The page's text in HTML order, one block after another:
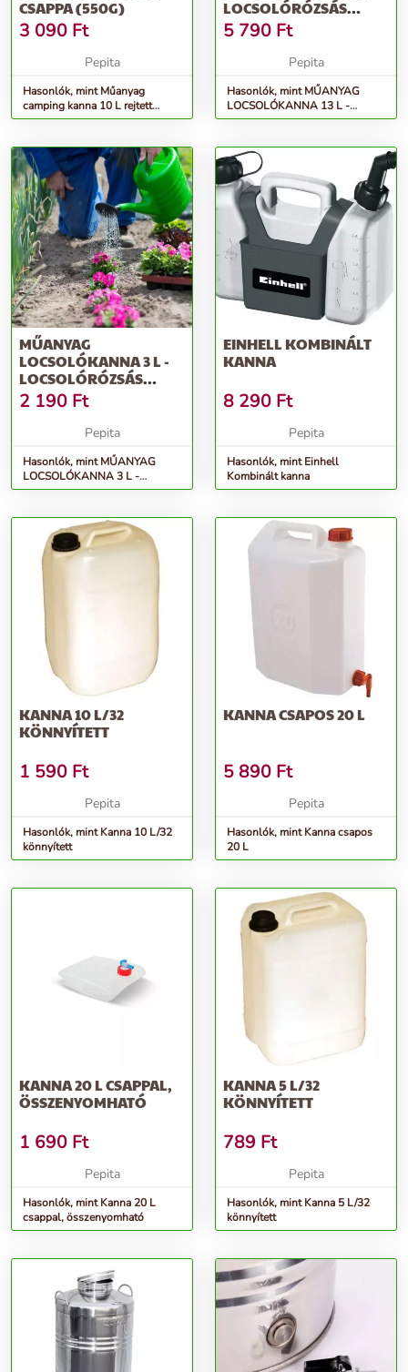
CSAPPA (550G)
3 090 Ft
Pepita
Hasonlók, mint Műanyag
camping kanna 10 L rejtett
csappa (550g)
LOCSOLÓRÓZSÁS
KÖNNYŰ ÖNTÖZŐ
KANNA ZÖL...
5 790 Ft
Pepita
Hasonlók, mint MŰANYAG
LOCSOLÓKANNA 13 L -
locsolórózsás könnyű öntöző
MŰANYAG
LOCSOLÓKANNA 3 L -
LOCSOLÓRÓZSÁS
KÖNNYŰ ÖNTÖZŐ
KANNA ZÖLD...
2 190 Ft
Pepita
Hasonlók, mint MŰANYAG
LOCSOLÓKANNA 3 L -
locsolórózsás könnyű öntöző
EINHELL KOMBINÁLT
KANNA
8 290 Ft
Pepita
Hasonlók, mint Einhell
Kombinált kanna
KANNA 10 L/32
KÖNNYÍTETT
1 590 Ft
Pepita
Hasonlók, mint Kanna 10 L/32
könnyített
KANNA CSAPOS 20 L
5 890 Ft
Pepita
Hasonlók, mint Kanna csapos
20 L
KANNA 20 L CSAPPAL,
ÖSSZENYOMHATÓ
1 690 Ft
Pepita
Hasonlók, mint Kanna 20 L
csappal, összenyomható
KANNA 5 L/32
KÖNNYÍTETT
789 Ft
Pepita
Hasonlók, mint Kanna 5 L/32
könnyített